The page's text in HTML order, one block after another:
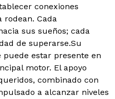
conexiones
rodean. Cada
sus sueños; cada
de superarse.Su
estar presente en
motor. El apoyo
combinado con
a alcanzar niveles